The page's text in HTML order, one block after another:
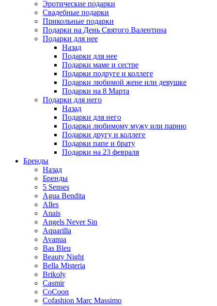
Эротические подарки
Свадебные подарки
Прикольные подарки
Подарки на День Святого Валентина
Подарки для нее
Назад
Подарки для нее
Подарки маме и сестре
Подарки подруге и коллеге
Подарки любимой жене или девушке
Подарки на 8 Марта
Подарки для него
Назад
Подарки для него
Подарки любимому мужу или парню
Подарки другу и коллеге
Подарки папе и брату
Подарки на 23 февраля
Бренды
Назад
Бренды
5 Senses
Agua Bendita
Alles
Anais
Angels Never Sin
Aquarilla
Avanua
Bas Bleu
Beauty Night
Bella Misteria
Brikoly
Casmir
CoCoon
Cofashion Marc Massimo